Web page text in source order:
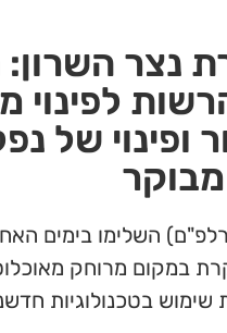
נצר
לפינוי
ופינוי
מבוקר
השלימו
במקום מרוחק
בטכנולוגיות